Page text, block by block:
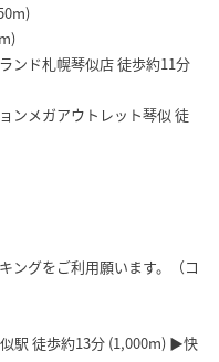
ンド札幌琴似店 徒歩約11分
ンメガアウトレット琴似 徒
ングをご利用願います。（コ
駅 徒歩約13分 (1,000m) ▶︎快